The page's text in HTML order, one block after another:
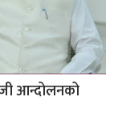
आन्दोलनको